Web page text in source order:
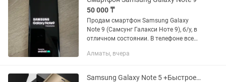
50 000 ₸
Продам смартфон Samsung Galaxy
Note 9 (Самсунг Галакси Ноте 9), б/у, в
отличном состоянии. В телефоне все
глюков, так как им аккуратно
Алматы, вчера
Samsung Galaxy Note 5 +Быстрое беспроводное з/у +Чехол POWER BANK